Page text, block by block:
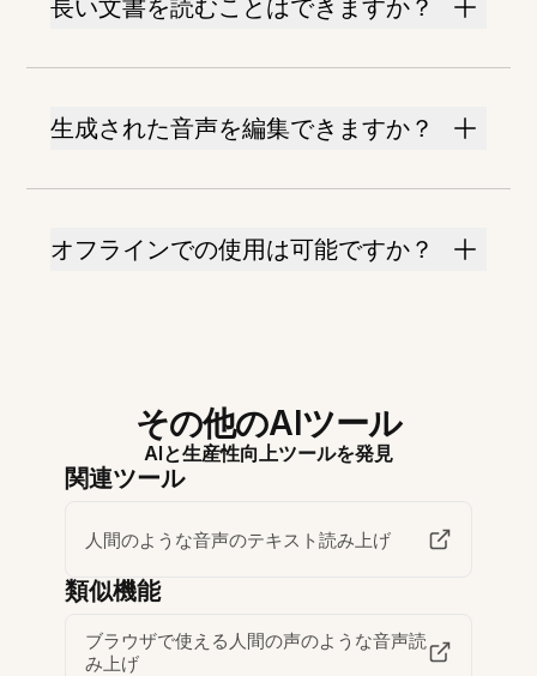
長い文書を読むことはできますか？
生成された音声を編集できますか？
オフラインでの使用は可能ですか？
その他のAIツール
AIと生産性向上ツールを発見
関連ツール
人間のような音声のテキスト読み上げ
類似機能
ブラウザで使える人間の声のような音声読
み上げ